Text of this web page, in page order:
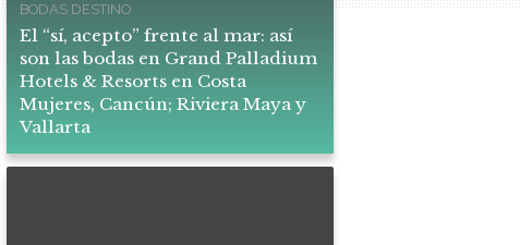
BODAS DESTINO
El “sí, acepto” frente al mar: así
son las bodas en Grand Palladium
Hotels & Resorts en Costa
Mujeres, Cancún; Riviera Maya y
Vallarta